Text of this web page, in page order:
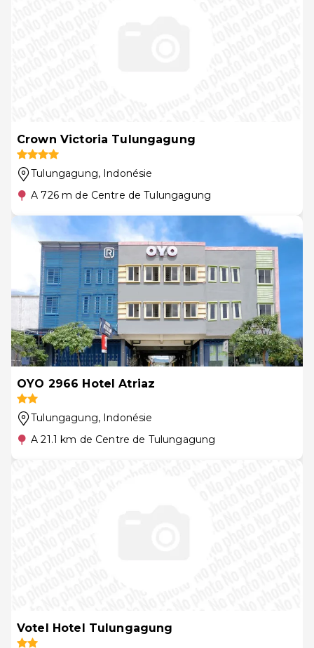
Crown Victoria Tulungagung
Tulungagung, Indonésie
A 726 m de Centre de Tulungagung
OYO 2966 Hotel Atriaz
Tulungagung, Indonésie
A 21.1 km de Centre de Tulungagung
Votel Hotel Tulungagung